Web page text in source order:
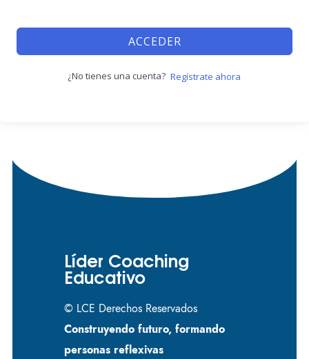
ACCEDER
¿No tienes una cuenta? Regístrate ahora
Líder Coaching
Educativo
© LCE Derechos Reservados
Construyendo futuro, formando
personas reflexivas